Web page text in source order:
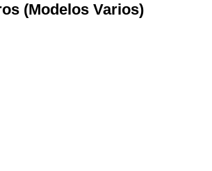
(Modelos Varios)